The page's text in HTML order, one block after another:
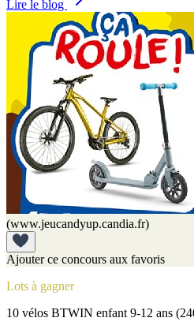
Lire le blog
(www.jeucandyup.candia.fr)
Ajouter ce concours aux favoris
Lots à gagner
10 vélos BTWIN enfant 9-12 ans